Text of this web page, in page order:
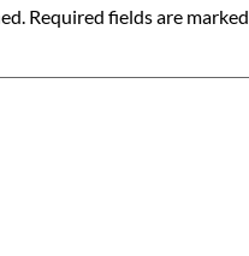
Required fields are marked